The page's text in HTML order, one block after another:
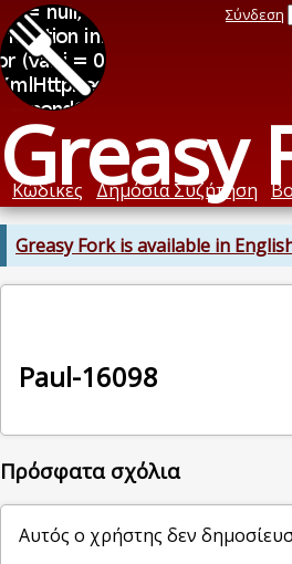
Greasy
Σύνδεση
Κώδικες Δημόσια Συζήτηση
Greasy Fork is available in
Paul-16098
Πρόσφατα σχόλια
Αυτός ο χρήστης δεν